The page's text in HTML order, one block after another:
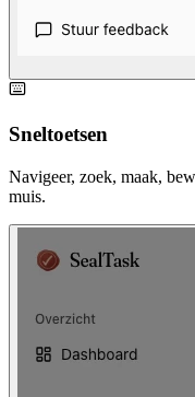
Sneltoetsen
Navigeer, zoek, maak,
muis.